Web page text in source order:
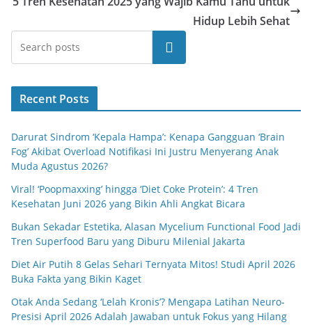
Hidup Lebih Sehat
Cari
Recent Posts
Darurat Sindrom ‘Kepala Hampa’: Kenapa Gangguan ‘Brain
Fog’ Akibat Overload Notifikasi Ini Justru Menyerang Anak
Muda Agustus 2026?
Viral! ‘Poopmaxxing’ hingga ‘Diet Coke Protein’: 4 Tren
Kesehatan Juni 2026 yang Bikin Ahli Angkat Bicara
Bukan Sekadar Estetika, Alasan Mycelium Functional Food Jadi
Tren Superfood Baru yang Diburu Milenial Jakarta
Diet Air Putih 8 Gelas Sehari Ternyata Mitos! Studi April 2026
Buka Fakta yang Bikin Kaget
Otak Anda Sedang ‘Lelah Kronis’? Mengapa Latihan Neuro-
Presisi April 2026 Adalah Jawaban untuk Fokus yang Hilang